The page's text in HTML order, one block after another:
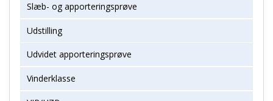
Slæb- og apporteringsprøve
Udstilling
Udvidet apporteringsprøve
Vinderklasse